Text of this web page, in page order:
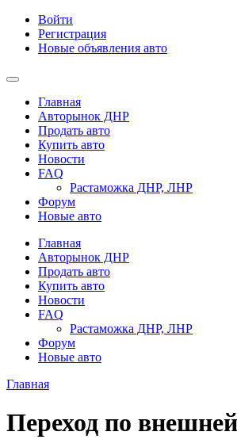
Войти
Регистрация
Новые объявления авто
Главная
Авторынок ДНР
Продать авто
Купить авто
Новости
FAQ
Растаможка ДНР, ЛНР
Форум
Новые авто
Главная
Авторынок ДНР
Продать авто
Купить авто
Новости
FAQ
Растаможка ДНР, ЛНР
Форум
Новые авто
Главная
Переход по